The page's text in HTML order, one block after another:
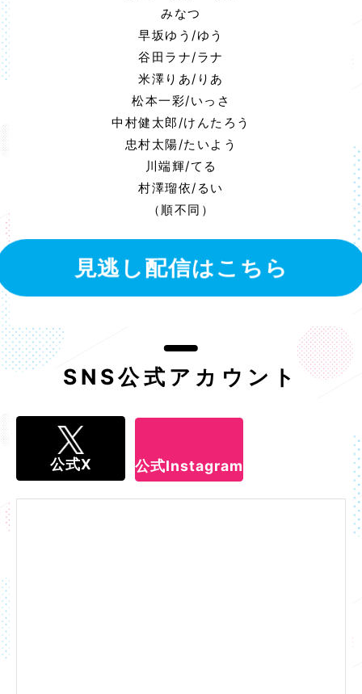
みなつ
早坂ゆう/ゆう
谷田ラナ/ラナ
米澤りあ/りあ
松本一彩/いっさ
中村健太郎/けんたろう
忠村太陽/たいよう
川端輝/てる
村澤瑠依/るい
（順不同）
見逃し配信はこちら
SNS公式アカウント
公式X 公式Instagram